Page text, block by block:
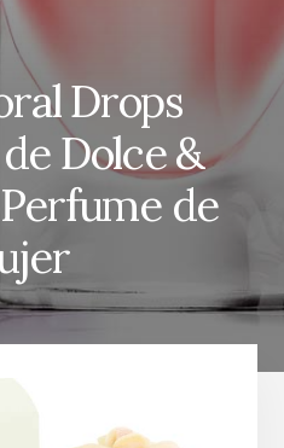
Drops
Dolce &
Perfume de